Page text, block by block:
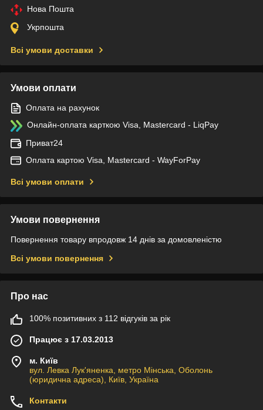
Нова Пошта
Укрпошта
Всі умови доставки
Умови оплати
Оплата на рахунок
Онлайн-оплата карткою Visa, Mastercard - LiqPay
Приват24
Оплата картою Visa, Mastercard - WayForPay
Всі умови оплати
Умови повернення
Повернення товару впродовж 14 днів за домовленістю
Всі умови повернення
Про нас
100% позитивних з 112 відгуків за рік
Працює з 17.03.2013
м. Київ
вул. Левка Лук'яненка, метро Мінська, Оболонь
(юридична адреса), Київ, Україна
Контакти